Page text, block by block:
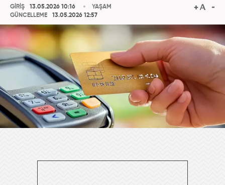
GİRİŞ
13.05.2026 10:16
GÜNCELLEME
13.05.2026 12:57
YAŞAM